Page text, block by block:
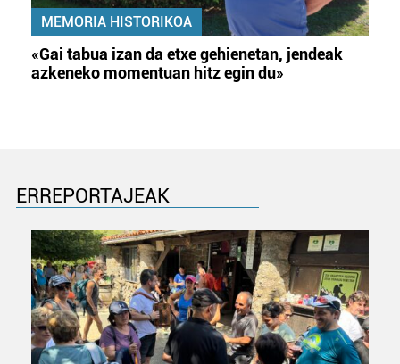
MEMORIA HISTORIKOA
«Gai tabua izan da etxe gehienetan, jendeak
azkeneko momentuan hitz egin du»
ERREPORTAJEAK